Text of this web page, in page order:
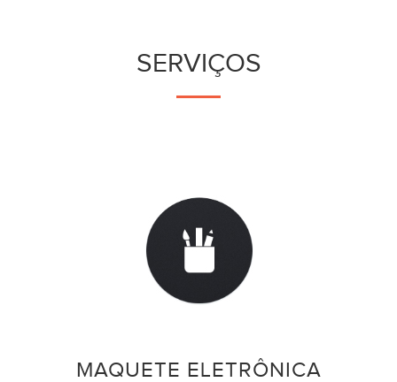
SERVIÇOS
MAQUETE ELETRÔNICA